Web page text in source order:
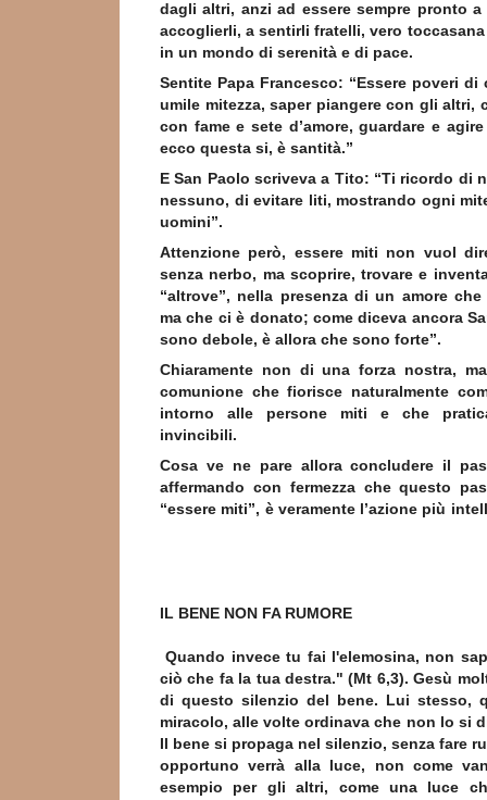
dagli altri, anzi ad essere sempre pronto
accoglierli, a sentirli fratelli, vero
in un mondo di serenità e di pace.
Sentite Papa Francesco: “Essere poveri di
umile mitezza, saper piangere con gli altri,
con fame e sete d’amore, guardare e
ecco questa si, è santità.”
E San Paolo scriveva a Tito: “Ti ricordo di
nessuno, di evitare liti, mostrando ogni
uomini”.
Attenzione però, essere miti non vuol
senza nerbo, ma scoprire, trovare e
“altrove”, nella presenza di un amore
ma che ci è donato; come diceva ancora
sono debole, è allora che sono forte”.
Chiaramente non di una forza nostra,
comunione che fiorisce naturalmente
intorno alle persone miti e che
invincibili.
Cosa ve ne pare allora concludere il
affermando con fermezza che questo
“essere miti”, è veramente l’azione più
IL BENE NON FA RUMORE
Quando invece tu fai l'elemosina, non
ciò che fa la tua destra." (Mt 6,3). Gesù
di questo silenzio del bene. Lui stesso,
miracolo, alle volte ordinava che non lo si
Il bene si propaga nel silenzio, senza fare
opportuno verrà alla luce, non come
esempio per gli altri, come una luce